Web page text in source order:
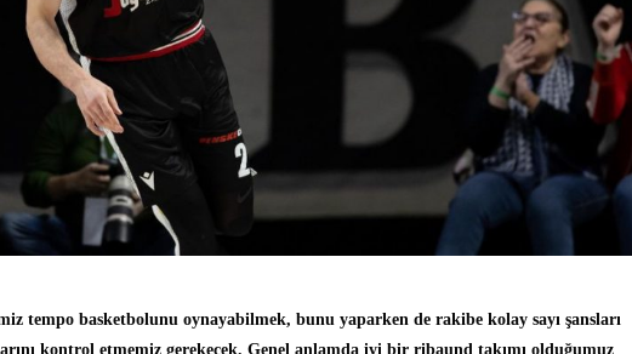
tempo basketbolunu oynayabilmek, bunu yaparken de rakibe kolay sayı şansları
kontrol etmemiz gerekecek. Genel anlamda iyi bir ribaund takımı olduğumuz